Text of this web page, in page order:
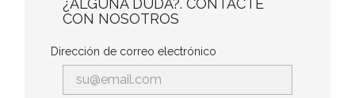
¿ALGUNA DUDA?. CONTACTE
CON NOSOTROS
Dirección de correo electrónico